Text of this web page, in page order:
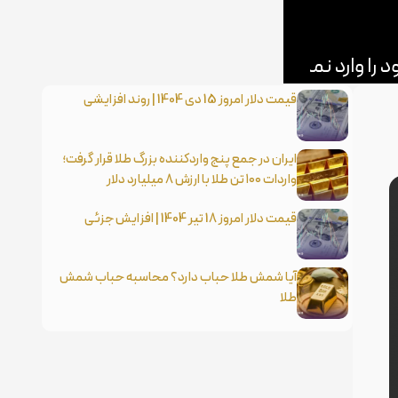
قیمت دلار امروز 15 دی 1404 | روند افزایشی
ایران در جمع پنج واردکننده بزرگ طلا قرار گرفت؛
واردات ۱۰۰ تن طلا با ارزش ۸ میلیارد دلار
قیمت دلار امروز 18 تیر 1404 | افزایش جزئی
آیا شمش طلا حباب دارد؟ محاسبه حباب شمش
طلا